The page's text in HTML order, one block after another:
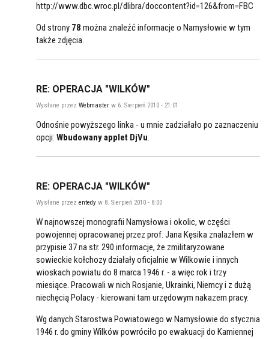
http://www.dbc.wroc.pl/dlibra/doccontent?id=126&from=FBC
Od strony 78 można znaleźć informacje o Namysłowie w tym
także zdjęcia.
RE: OPERACJA "WILKÓW"
Wysłane przez Webmaster w 6. Sierpień 2010 - 21:01
Odnośnie powyższego linka - u mnie zadziałało po zaznaczeniu
opcji: Wbudowany applet DjVu.
RE: OPERACJA "WILKÓW"
Wysłane przez entedy w 8. Sierpień 2010 - 8:00
W najnowszej monografii Namysłowa i okolic, w części
powojennej opracowanej przez prof. Jana Kęsika znalazłem w
przypisie 37 na str. 290 informacje, że zmilitaryzowane
sowieckie kołchozy działały oficjalnie w Wilkowie i innych
wioskach powiatu do 8 marca 1946 r. - a więc rok i trzy
miesiące. Pracowali w nich Rosjanie, Ukrainki, Niemcy i z dużą
niechęcią Polacy - kierowani tam urzędowym nakazem pracy.
Wg danych Starostwa Powiatowego w Namysłowie do stycznia
1946 r. do gminy Wilków powróciło po ewakuacji do Kamiennej